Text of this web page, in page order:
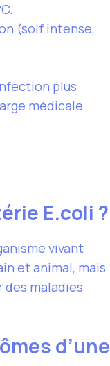
(soif intense,
plus
médicale
E.coli ?
vivant
et animal, mais
maladies
d’une